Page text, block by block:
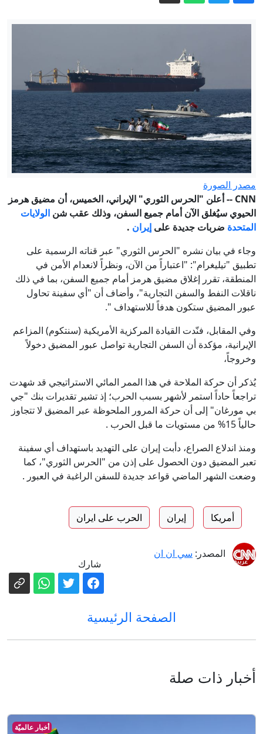
زالوجني يقر بسقوط أوراق كييف العسكرية
وتفوق روسيا الميداني
نائب ترامب عن المفاوضات مع الإيرانيين:
"يصعب التعامل معهم ونظامهم منقسم"
تتبعها أقمار صناعية.. الحرب تغتال "مملكة
النحل" بجنوب لبنان
بالدار البيضاء تُفعّل لأول مرة السوار
الإلكتروني في قضايا الشيك
مصدر الصورة
CNN --
أعلن "الحرس الثوري" الإيراني، الخميس، أن مضيق هرمز
الحيوي سيُغلق الآن أمام جميع السفن، وذلك عقب شن الولايات
المتحدة ضربات جديدة على إيران .
وجاء في بيان نشره "الحرس الثوري" عبر قناته الرسمية على
تطبيق "تيليغرام": "اعتباراً من الآن، ونظراً لانعدام الأمن في
المنطقة، تقرر إغلاق مضيق هرمز أمام جميع السفن، بما في ذلك
ناقلات النفط والسفن التجارية"، وأضاف أن "أي سفينة تحاول
عبور المضيق ستكون هدفاً للاستهداف ".
وفي المقابل، فنّدت القيادة المركزية الأمريكية (سنتكوم) المزاعم
الإيرانية، مؤكدة أن السفن التجارية تواصل عبور المضيق دخولاً
وخروجاً،
يُذكر أن حركة الملاحة في هذا الممر المائي الاستراتيجي قد شهدت
تراجعاً حاداً استمر لأشهر بسبب الحرب؛ إذ تشير تقديرات بنك "جي
بي مورغان" إلى أن حركة المرور الملحوظة عبر المضيق لا تتجاوز
حالياً 15% من مستويات ما قبل الحرب .
ومنذ اندلاع الصراع، دأبت إيران على التهديد باستهداف أي سفينة
تعبر المضيق دون الحصول على إذن من "الحرس الثوري"، كما
وضعت الشهر الماضي قواعد جديدة للسفن الراغبة في العبور .
أمريكا إيران الحرب على ايران
المصدر: سي ان ان
شارك
الصفحة الرئيسية
أخبار ذات صلة
أخبار عالميّة